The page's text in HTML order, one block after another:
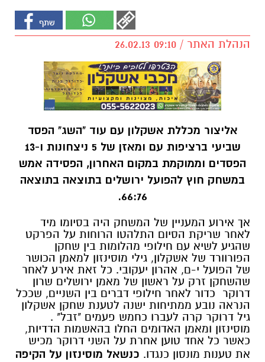
הנהלת האתר / 09:10 26.02.13
אליצור מכללת אשקלון עם עוד "השג" הפסד
שביעי ברציפות עם ומאזן של 5 ניצחונות ו-13
הפסדים וממוקמת במקום האחרון, הפסידה אמש
במשחק חוץ להפועל ירושלים בתוצאה בתוצאה
66:76.
אך אירוע המעניין של המשחק היה בסיומו מיד
לאחר שריקת הסיום התלהטו הרוחות על הפרקט
שהגיע לשיא עם חילופי מהלומות בין שחקן
הפורוורד של אשקלון, גילי מוסינזון למאמן הכושר
של הפועל י-ם, אהרון יעקובי. כל זאת אירע לאחר
שהשחקן זרק על ראשון של מאמן ירושלים שרון
דרוקר כדור לאחר חילופי דברים בין השניים, שככל
הנראה נובע ממתיחות ישנה לטענת שחקן אשקלון
גיל דרוקר קרה לעברו כחמש פעמים "זבל" .
מוסינזון ומאמן האדומים החלו בהאשמות הדדיות,
כאשר כל אחד טוען אחרת על השני דרוקר מכיש
את טענות מונסון כנגדו. כנשאל מוסינזון על הקיפה